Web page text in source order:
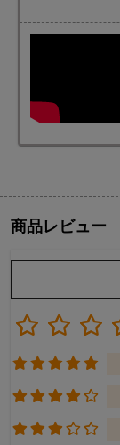
商品レビュー